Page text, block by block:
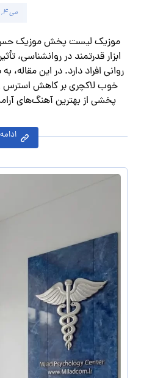
می ۴, ۲۰۲۶
موزیک لیست پخش موزیک
ابزار قدرتمند در روانشناسی،
روانی افراد دارد. در این
خوب لاکچری بر کاهش استرس
پخشی از بهترین آهنگ‌های